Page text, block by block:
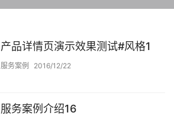
产品详情页演示效果测试#风格1
服务案例 2016/12/22
服务案例介绍16